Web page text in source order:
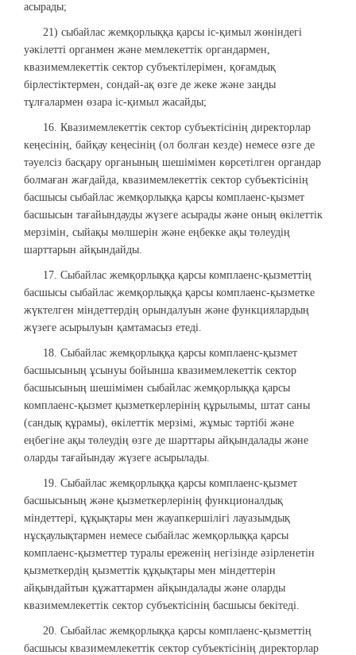
асырады;
21) сыбайлас жемқорлыққа қарсы іс-қимыл жөніндегі
уәкілетті органмен және мемлекеттік органдармен,
квазимемлекеттік сектор субъектілерімен, қоғамдық
бірлестіктермен, сондай-ақ өзге де жеке және заңды
тұлғалармен өзара іс-қимыл жасайды;
16. Квазимемлекеттік сектор субъектісінің директорлар
кеңесінің, байқау кеңесінің (ол болған кезде) немесе өзге де
тәуелсіз басқару органының шешімімен көрсетілген органдар
болмаған жағдайда, квазимемлекеттік сектор субъектісінің
басшысы сыбайлас жемқорлыққа қарсы комплаенс-қызмет
басшысын тағайындауды жүзеге асырады және оның өкілеттік
мерзімін, сыйақы мөлшерін және еңбекке ақы төлеудің
шарттарын айқындайды.
17. Сыбайлас жемқорлыққа қарсы комплаенс-қызметтің
басшысы сыбайлас жемқорлыққа қарсы комплаенс-қызметке
жүктелген міндеттердің орындалуын және функциялардың
жүзеге асырылуын қамтамасыз етеді.
18. Сыбайлас жемқорлыққа қарсы комплаенс-қызмет
басшысының ұсынуы бойынша квазимемлекеттік сектор
басшысының шешімімен сыбайлас жемқорлыққа қарсы
комплаенс-қызмет қызметкерлерінің құрылымы, штат саны
(сандық құрамы), өкілеттік мерзімі, жұмыс тәртібі және
еңбегіне ақы төлеудің өзге де шарттары айқындалады және
оларды тағайындау жүзеге асырылады.
19. Сыбайлас жемқорлыққа қарсы комплаенс-қызмет
басшысының және қызметкерлерінің функционалдық
міндеттері, құқықтары мен жауапкершілігі лауазымдық
нұсқаулықтармен немесе сыбайлас жемқорлыққа қарсы
комплаенс-қызметтер туралы ереженің негізінде әзірленетін
қызметкердің қызметтік құқықтары мен міндеттерін
айқындайтын құжаттармен айқындалады және оларды
квазимемлекеттік сектор субъектісінің басшысы бекітеді.
20. Сыбайлас жемқорлыққа қарсы комплаенс-қызметтің
басшысы квазимемлекеттік сектор субъектісінің директорлар